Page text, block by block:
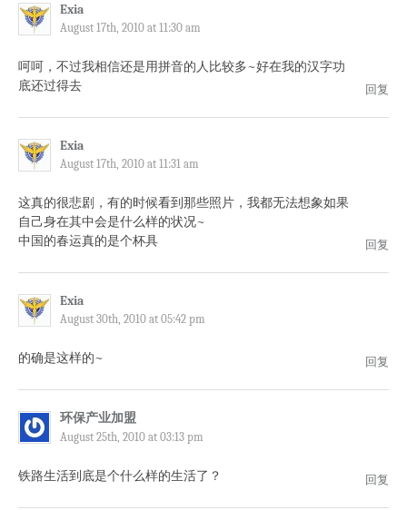
Exia
August 17th, 2010 at 11:30 am
呵呵，不过我相信还是用拼音的人比较多~好在我的汉字功
底还过得去
回复
Exia
August 17th, 2010 at 11:31 am
这真的很悲剧，有的时候看到那些照片，我都无法想象如果
自己身在其中会是什么样的状况~
中国的春运真的是个杯具
回复
Exia
August 30th, 2010 at 05:42 pm
的确是这样的~ 回复
环保产业加盟
August 25th, 2010 at 03:13 pm
铁路生活到底是个什么样的生活了？ 回复